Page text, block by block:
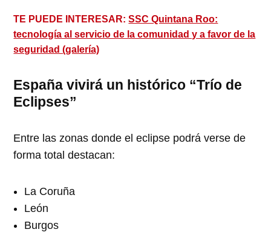
TE PUEDE INTERESAR:SSC Quintana Roo:
tecnología al servicio de la comunidad y a favor de la
seguridad (galería)
España vivirá un histórico “Trío de
Eclipses”
Entre las zonas donde el eclipse podrá verse de
forma total destacan:
La Coruña
León
Burgos